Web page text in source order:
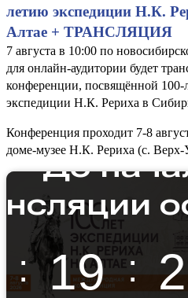
летию экспедиции Н.К.
Алтае + ТРАНСЛЯЦИЯ
7 августа в 10:00 по
для онлайн-аудитории будет
конференции, посвящённой
экспедиции Н.К. Рериха в
Конференция проходит 7-8
доме-музее Н.К. Рериха (с.